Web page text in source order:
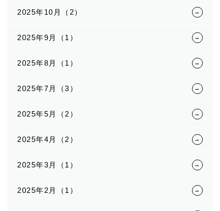
2025年10月（2）
2025年9月（1）
2025年8月（1）
2025年7月（3）
2025年5月（2）
2025年4月（2）
2025年3月（1）
2025年2月（1）